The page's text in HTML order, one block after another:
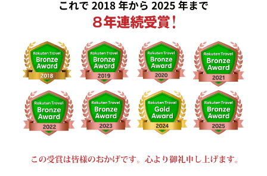
宿泊予約
English 한국어 简体中文 繁體中文